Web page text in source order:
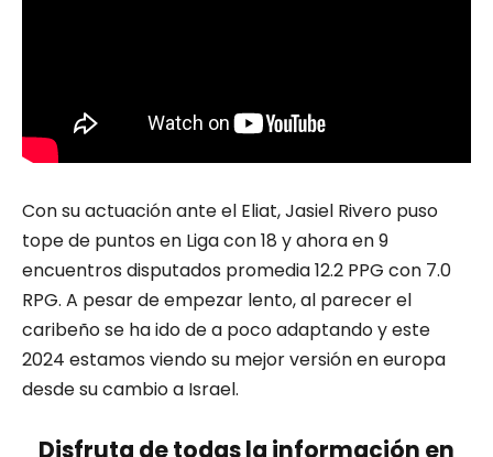
Con su actuación ante el Eliat, Jasiel Rivero puso
tope de puntos en Liga con 18 y ahora en 9
encuentros disputados promedia 12.2 PPG con 7.0
RPG. A pesar de empezar lento, al parecer el
caribeño se ha ido de a poco adaptando y este
2024 estamos viendo su mejor versión en europa
desde su cambio a Israel.
Disfruta de todas la información en